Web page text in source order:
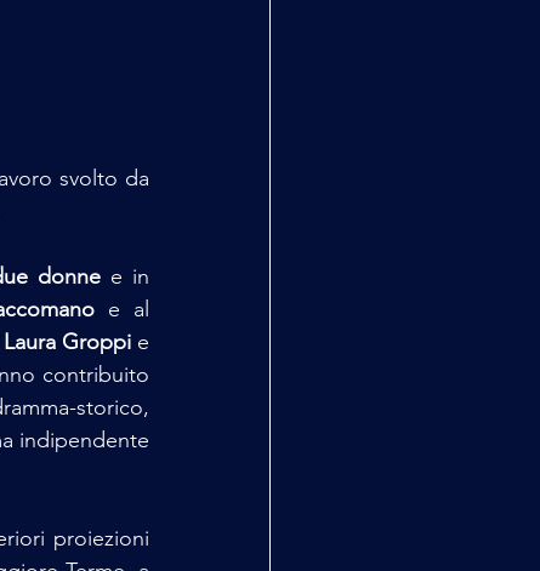
svolto da
donne e in
e al
Laura Groppi
contribuito
storico,
indipendente
proiezioni